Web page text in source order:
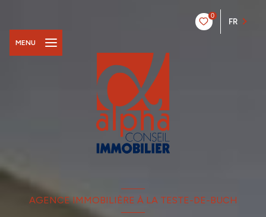
0
FR
MENU
AGENCE IMMOBILIÈRE À LA TESTE-DE-BUCH